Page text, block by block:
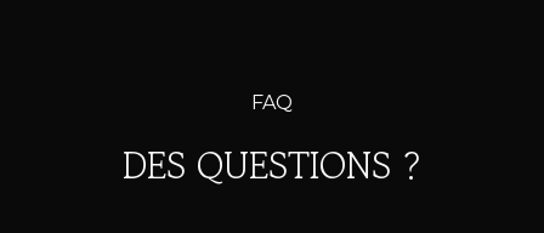
FAQ
DES QUESTIONS ?